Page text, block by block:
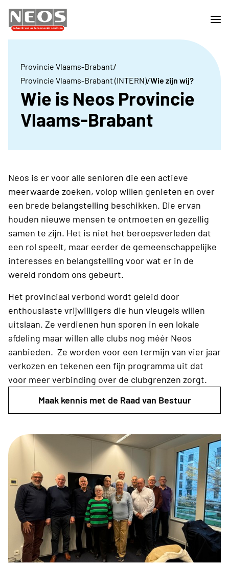
Provincie Vlaams-Brabant/
Provincie Vlaams-Brabant (INTERN)/Wie zijn wij?
Wie is Neos Provincie
Vlaams-Brabant
Neos is er voor alle senioren die een actieve
meerwaarde zoeken, volop willen genieten en over
een brede belangstelling beschikken. Die ervan
houden nieuwe mensen te ontmoeten en gezellig
samen te zijn. Het is niet het beroepsverleden dat
een rol speelt, maar eerder de gemeenschappelijke
interesses en belangstelling voor wat er in de
wereld rondom ons gebeurt.
Het provinciaal verbond wordt geleid door
enthousiaste vrijwilligers die hun vleugels willen
uitslaan. Ze verdienen hun sporen in een lokale
afdeling maar willen alle clubs nog méér Neos
aanbieden. Ze worden voor een termijn van vier jaar
verkozen en tekenen een fijn programma uit dat
voor meer verbinding over de clubgrenzen zorgt.
Maak kennis met de Raad van Bestuur